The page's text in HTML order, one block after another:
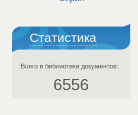
Статистика
Всего в библиотеке документов:
6556